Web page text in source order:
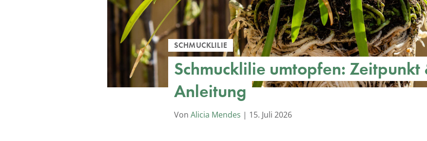
SCHMUCKLILIE
Schmucklilie umtopfen: Zeitpunkt
Anleitung
Von Alicia Mendes | 15. Juli 2026